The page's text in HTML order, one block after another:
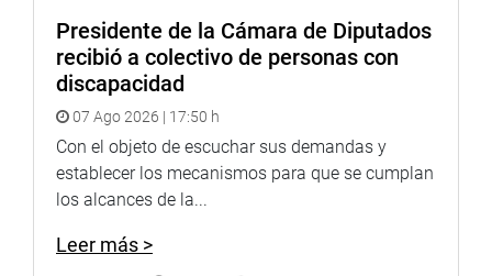
Presidente de la Cámara de Diputados
recibió a colectivo de personas con
discapacidad
07 Ago 2026 | 17:50 h
Con el objeto de escuchar sus demandas y
establecer los mecanismos para que se cumplan
los alcances de la...
Leer más >